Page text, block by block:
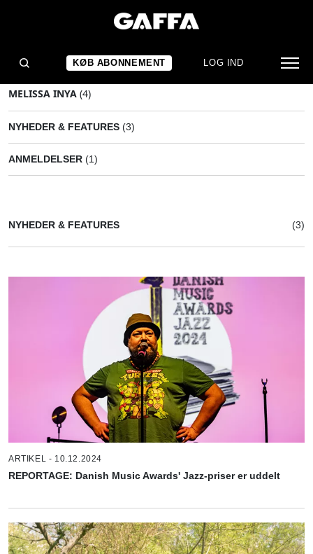
KØB ABONNEMENT LOG IND
MELISSA INYA (4)
NYHEDER & FEATURES (3)
ANMELDELSER (1)
NYHEDER & FEATURES (3)
ARTIKEL - 10.12.2024
REPORTAGE: Danish Music Awards' Jazz-priser er uddelt